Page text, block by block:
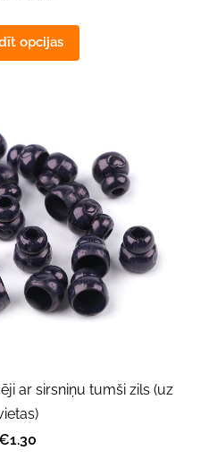
opcijas
ar sirsniņu tumši zils (uz